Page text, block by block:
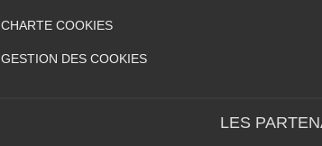
CHARTE COOKIES
GESTION DES COOKIES
LES